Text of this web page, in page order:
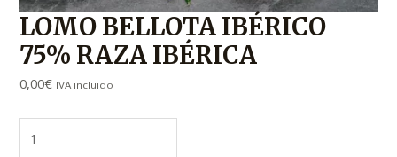
LOMO BELLOTA IBÉRICO
75% RAZA IBÉRICA
0,00€ IVA incluido
BELLOTA